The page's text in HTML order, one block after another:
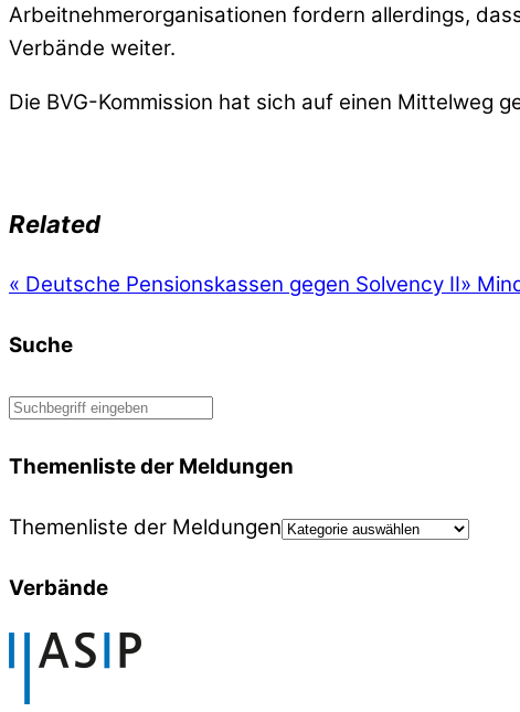
Arbeitnehmerorganisationen fordern allerdings,
Verbände weiter.
Die BVG-Kommission hat sich auf einen Mittelweg
Related
« Deutsche Pensionskassen gegen Solvency II»
Suche
Themenliste der Meldungen
Themenliste der Meldungen
Verbände